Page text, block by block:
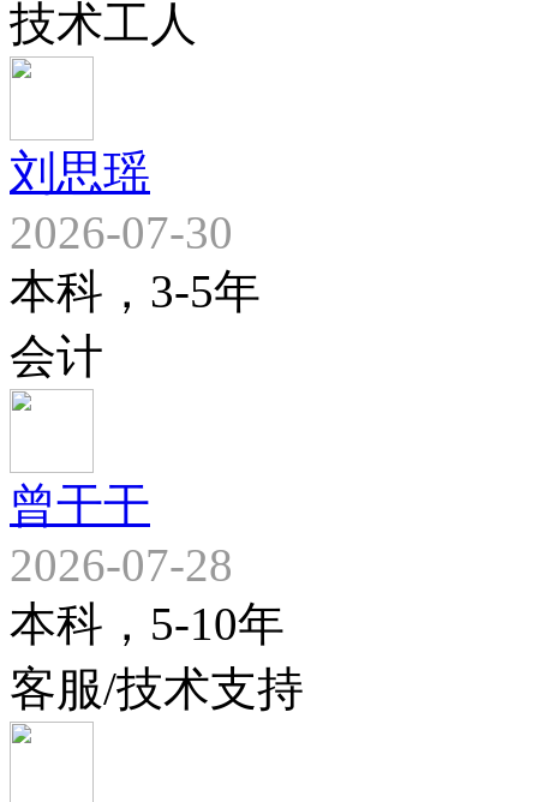
技术工人
刘思瑶
2026-07-30
本科，3-5年
会计
曾干干
2026-07-28
本科，5-10年
客服/技术支持